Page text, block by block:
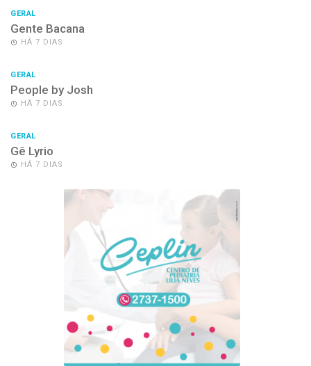
GERAL
Gente Bacana
HÁ 7 DIAS
GERAL
People by Josh
HÁ 7 DIAS
GERAL
Gê Lyrio
HÁ 7 DIAS